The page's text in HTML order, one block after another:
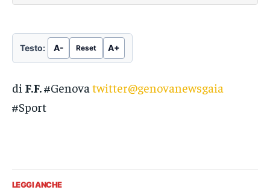
Testo: A- Reset A+
di F.F.#Genova twitter@genovanewsgaia
#Sport
LEGGI ANCHE